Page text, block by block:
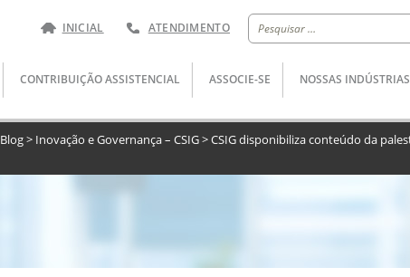
Pesquisar
por:
INICIAL ATENDIMENTO
CONTRIBUIÇÃO ASSISTENCIAL ASSOCIE-SE NOSSAS INDÚSTRIAS
Blog> Inovação e Governança – CSIG>CSIG disponibiliza conteúdo da